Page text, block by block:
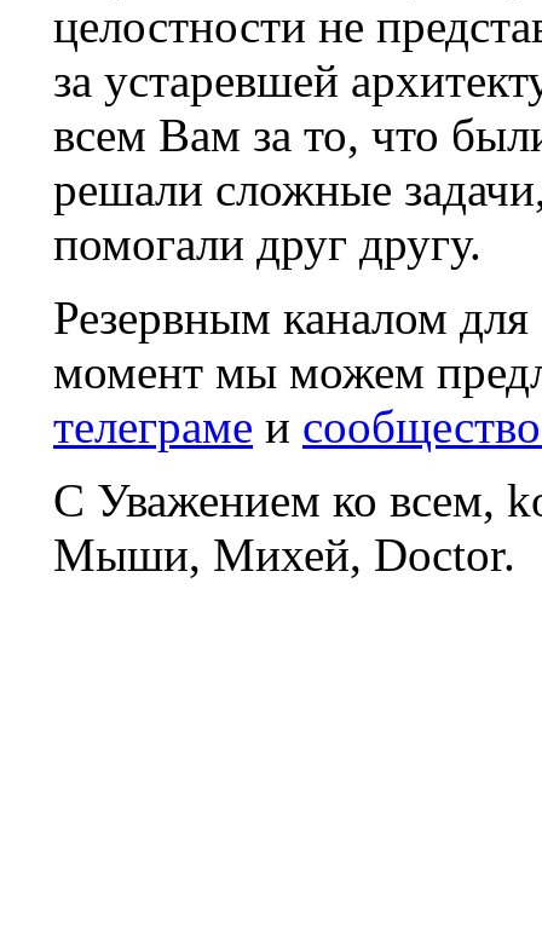
целостности не
за устаревшей
всем Вам за то, что
решали сложные
помогали друг другу.
Резервным каналом
момент мы можем
телеграме и
С Уважением ко всем,
Мыши, Михей, Doctor.